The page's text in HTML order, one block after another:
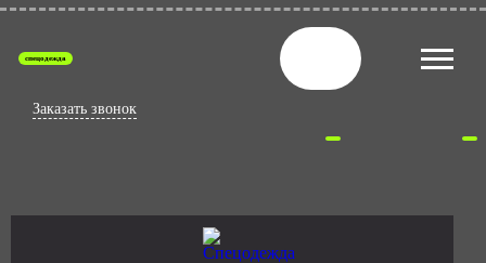
спецодежда
Заказать звонок